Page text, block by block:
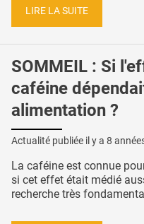
LIRE LA SUITE
SOMMEIL : Si
caféine
alimentation ?
Actualité publiée il y a 8
La caféine est connue
si cet effet était médié
recherche très